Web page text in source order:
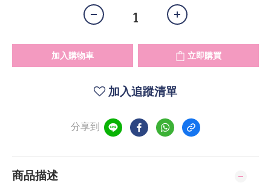
加入購物車 立即購買
加入追蹤清單
分享到
商品描述